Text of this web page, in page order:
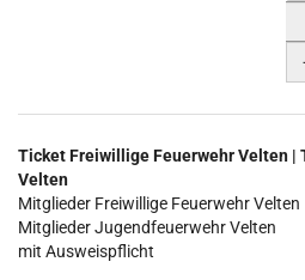
Ticket Freiwillige Feuerwehr Velten |
Velten
Mitglieder Freiwillige Feuerwehr Velten
Mitglieder Jugendfeuerwehr Velten
mit Ausweispflicht